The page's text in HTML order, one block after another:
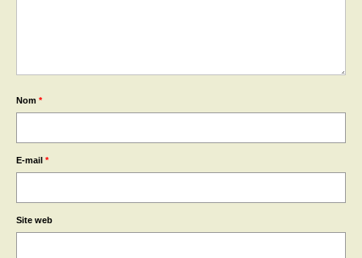
Nom *
E-mail *
Site web